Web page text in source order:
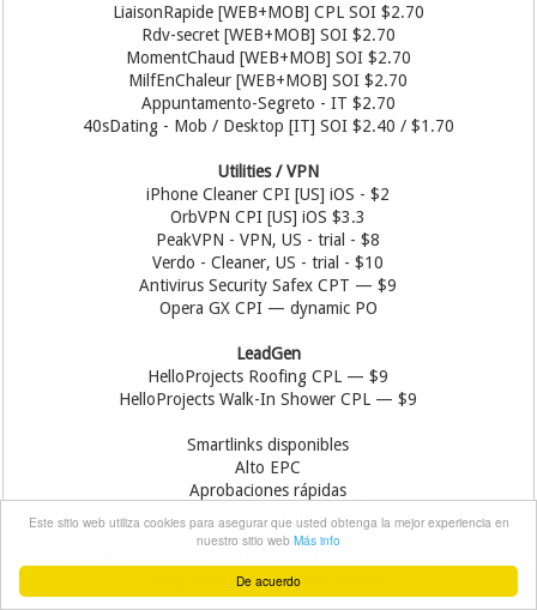
De acuerdo
Este sitio web utiliza cookies para asegurar que usted obtenga la mejor experiencia en
nuestro sitio web Más info
LiaisonRapide [WEB+MOB] CPL SOI $2.70
Rdv-secret [WEB+MOB] SOI $2.70
MomentChaud [WEB+MOB] SOI $2.70
MilfEnChaleur [WEB+MOB] SOI $2.70
Appuntamento-Segreto - IT $2.70
40sDating - Mob / Desktop [IT] SOI $2.40 / $1.70
Utilities / VPN
iPhone Cleaner CPI [US] iOS - $2
OrbVPN CPI [US] iOS $3.3
PeakVPN - VPN, US - trial - $8
Verdo - Cleaner, US - trial - $10
Antivirus Security Safex CPT — $9
Opera GX CPI — dynamic PO
LeadGen
HelloProjects Roofing CPL — $9
HelloProjects Walk-In Shower CPL — $9
Smartlinks disponibles
Alto EPC
Aprobaciones rápidas
@PaysaleAM o @paysalenetwork
Grupo Telegram